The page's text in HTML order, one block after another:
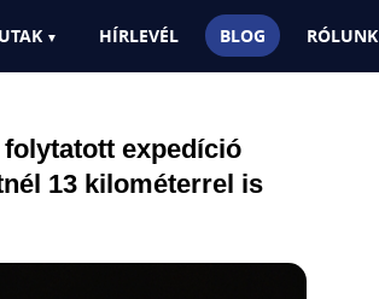
HÍRLEVÉL BLOG RÓLUNK
hitték
expedíció
13 kilométerrel is